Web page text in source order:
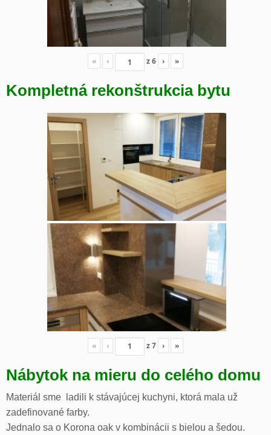
« ‹ z6 › »
Kompletná rekonštrukcia bytu
« ‹ z7 › »
Nábytok na mieru do celého domu
Materiál sme ladili k stávajúcej kuchyni, ktorá mala už
zadefinované farby.
Jednalo sa o Korona oak v kombinácii s bielou a šedou.